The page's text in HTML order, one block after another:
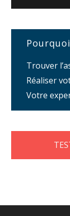
Trouver
Réaliser
Votre